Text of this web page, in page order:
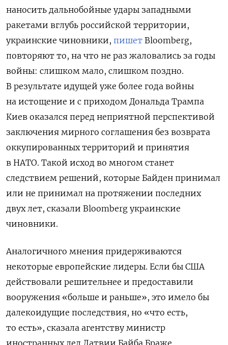
наносить дальнобойные удары западными
ракетами вглубь российской территории,
украинские чиновники, пишет Bloomberg,
повторяют то, на что не раз жаловались за годы
войны: слишком мало, слишком поздно.
В результате идущей уже более года войны
на истощение и с приходом Дональда Трампа
Киев оказался перед неприятной перспективой
заключения мирного соглашения без возврата
оккупированных территорий и принятия
в НАТО. Такой исход во многом станет
следствием решений, которые Байден принимал
или не принимал на протяжении последних
двух лет, сказали Bloomberg украинские
чиновники.
Аналогичного мнения придерживаются
некоторые европейские лидеры. Если бы США
действовали решительнее и предоставили
вооружения «больше и раньше», это имело бы
далекоидущие последствия, но «что есть,
то есть», сказала агентству министр